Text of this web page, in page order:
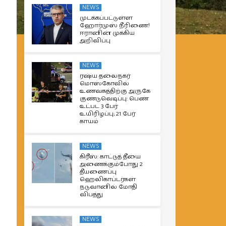
NEWS
முடக்கப்பட்டுள்ள
ஹோர்முஸ் நீரிணை!
ஈரானின் முக்கிய
அறிவிப்பு
NEWS
ரஷ்ய தலைநகர்
மொஸ்கோவில்
உணவகத்திற்கு அருகே
குண்டுவெடிப்பு: பெண்
உட்பட 3 பேர்
உயிரிழப்பு; 21 பேர்
காயம்
NEWS
கிரீஸ்: காட்டுத் தீயை
அணைக்கும்போது 2
தீயணைப்பு
ஹெலிகாப்டர்கள்
நடுவானில் மோதி
விபத்து
NEWS